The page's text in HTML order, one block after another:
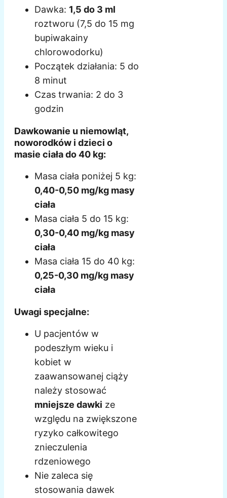
Dawka: 1,5 do 3 ml
roztworu (7,5 do 15 mg
bupiwakainy
chlorowodorku)
Początek działania: 5 do
8 minut
Czas trwania: 2 do 3
godzin
Dawkowanie u niemowląt,
noworodków i dzieci o
masie ciała do 40 kg:
Masa ciała poniżej 5 kg:
0,40-0,50 mg/kg masy
ciała
Masa ciała 5 do 15 kg:
0,30-0,40 mg/kg masy
ciała
Masa ciała 15 do 40 kg:
0,25-0,30 mg/kg masy
ciała
Uwagi specjalne:
U pacjentów w
podeszłym wieku i
kobiet w
zaawansowanej ciąży
należy stosować
mniejsze dawki ze
względu na zwiększone
ryzyko całkowitego
znieczulenia
rdzeniowego
Nie zaleca się
stosowania dawek